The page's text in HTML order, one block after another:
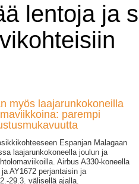
lentoja ja
myös laajarunkokoneilla
parempi
Espanjan Malagaan
laajarunkokoneella joulun ja
Airbus A330-koneella
AY1672 perjantaisin ja
29.3. välisellä ajalla.